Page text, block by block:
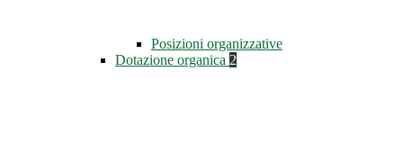
Posizioni organizzative
Dotazione organica 2